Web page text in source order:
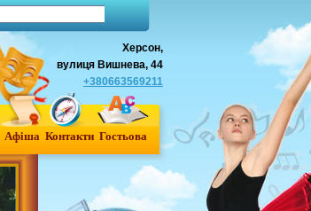
Херсон,
вулиця Вишнева, 44
+380663569211
Афiша Контакти Гостьова